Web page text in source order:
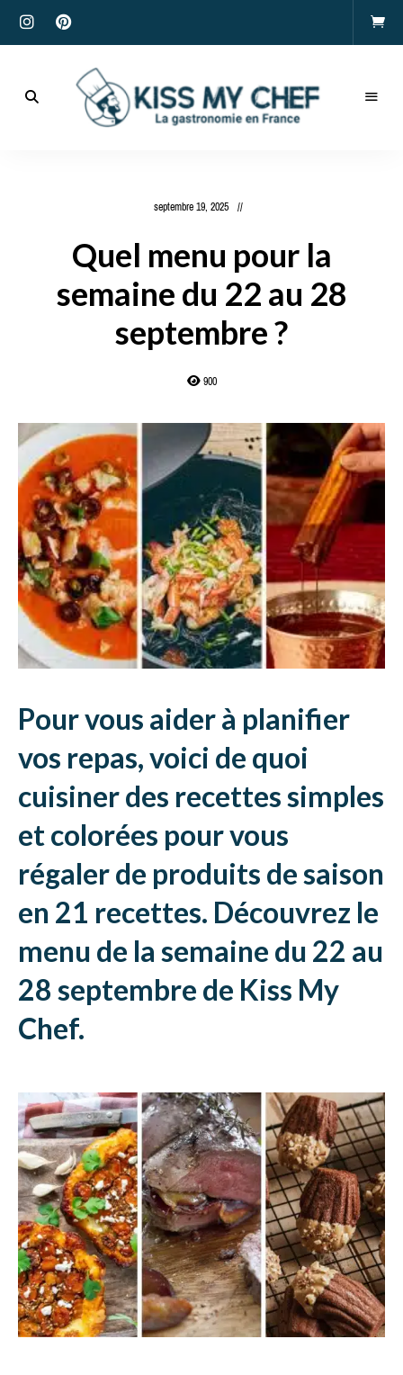
septembre 19, 2025
Quel menu pour la
semaine du 22 au 28
septembre ?
900
Pour vous aider à planifier
vos repas, voici de quoi
cuisiner des recettes simples
et colorées pour vous
régaler de produits de saison
en 21 recettes. Découvrez le
menu de la semaine du 22 au
28 septembre de Kiss My
Chef.